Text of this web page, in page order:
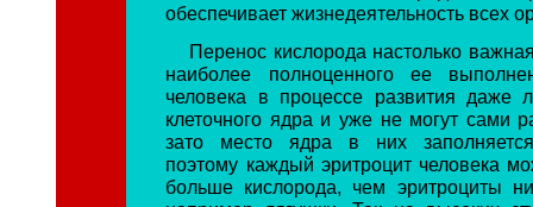
обеспечивает жизнедеятельность всех
Перенос кислорода настолько
наиболее полноценного ее
человека в процессе развития даже
клеточного ядра и уже не могут сами
зато место ядра в них
поэтому каждый эритроцит человека
больше кислорода, чем эритроциты